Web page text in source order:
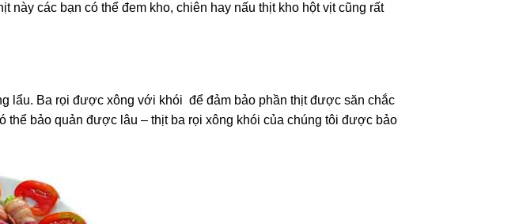
các bạn có thể đem kho, chiên hay nấu thịt kho hột vịt cũng rất
lẩu. Ba rọi được xông với khói để đảm bảo phần thịt được săn chắc
thể bảo quản được lâu – thịt ba rọi xông khói của chúng tôi được bảo